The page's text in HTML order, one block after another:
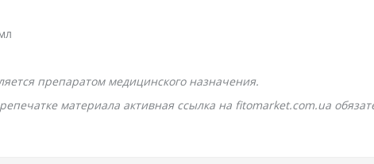
препаратом медицинского назначения.
материала активная ссылка на fitomarket.com.ua